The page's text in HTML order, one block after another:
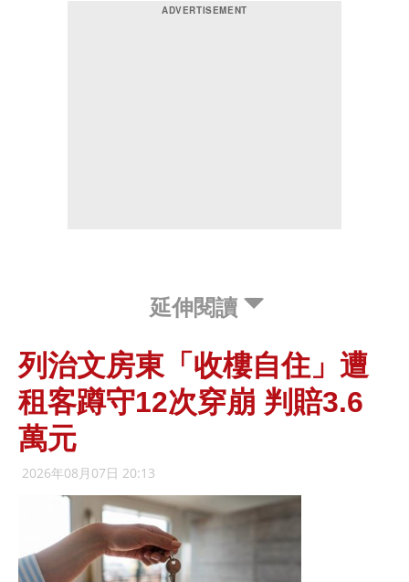
延伸閱讀
列治文房東「收樓自住」遭
租客蹲守12次穿崩 判賠3.6
萬元
2026年08月07日 20:13